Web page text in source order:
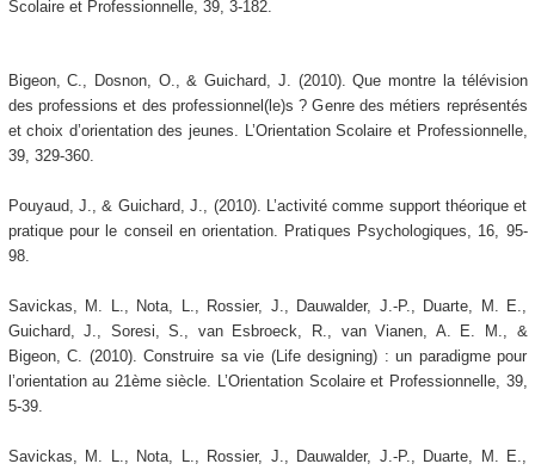
Scolaire et Professionnelle, 39, 3-182.
Bigeon, C., Dosnon, O., & Guichard, J. (2010). Que montre la télévision
des professions et des professionnel(le)s ? Genre des métiers représentés
et choix d’orientation des jeunes. L’Orientation Scolaire et Professionnelle,
39, 329-360.
Pouyaud, J., & Guichard, J., (2010). L’activité comme support théorique et
pratique pour le conseil en orientation. Pratiques Psychologiques, 16, 95-
98.
Savickas, M. L., Nota, L., Rossier, J., Dauwalder, J.-P., Duarte, M. E.,
Guichard, J., Soresi, S., van Esbroeck, R., van Vianen, A. E. M., &
Bigeon, C. (2010). Construire sa vie (Life designing) : un paradigme pour
l’orientation au 21ème siècle. L’Orientation Scolaire et Professionnelle, 39,
5-39.
Savickas, M. L., Nota, L., Rossier, J., Dauwalder, J.-P., Duarte, M. E.,